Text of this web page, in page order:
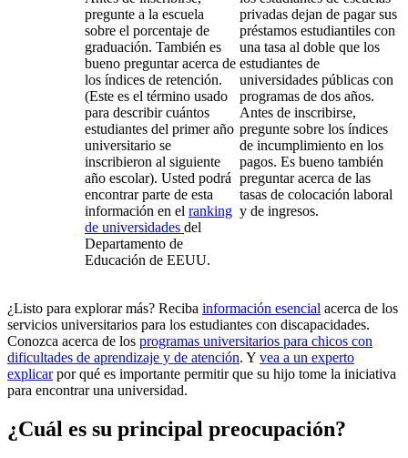
pregunte a la escuela
sobre el porcentaje de
graduación. También es
bueno preguntar acerca de
los índices de retención.
(Este es el término usado
para describir cuántos
estudiantes del primer año
universitario se
inscribieron al siguiente
año escolar). Usted podrá
encontrar parte de esta
información en el ranking
de universidades del
Departamento de
Educación de EEUU.
privadas dejan de pagar sus
préstamos estudiantiles con
una tasa al doble que los
estudiantes de
universidades públicas con
programas de dos años.
Antes de inscribirse,
pregunte sobre los índices
de incumplimiento en los
pagos. Es bueno también
preguntar acerca de las
tasas de colocación laboral
y de ingresos.
¿Listo para explorar más? Reciba información esencial acerca de los
servicios universitarios para los estudiantes con discapacidades.
Conozca acerca de los programas universitarios para chicos con
dificultades de aprendizaje y de atención. Y vea a un experto
explicarpor qué es importante permitir que su hijo tome la iniciativa
para encontrar una universidad.
¿Cuál es su principal preocupación?